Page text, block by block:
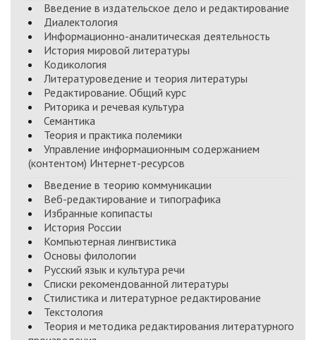
Введение в издательское дело и редактирование
Диалектология
Информационно-аналитическая деятельность
История мировой литературы
Кодикология
Литературоведение и теория литературы
Редактирование. Общий курс
Риторика и речевая культура
Семантика
Теория и практика полемики
Управление информационным содержанием
(контентом) Интернет-ресурсов
Введение в теорию коммуникации
Веб-редактирование и типографика
Избранные копипасты
История России
Компьютерная лингвистика
Основы филологии
Русский язык и культура речи
Списки рекомендованной литературы
Стилистика и литературное редактирование
Текстология
Теория и методика редактирования литературного